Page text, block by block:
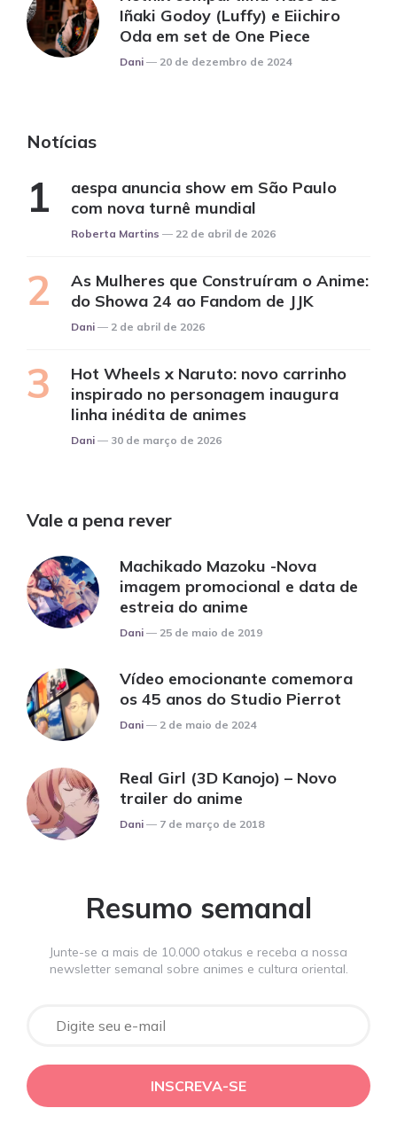
Iñaki Godoy (Luffy) e Eiichiro
Oda em set de One Piece
Posted
Dani 20 de dezembro de 2024
Notícias
aespa anuncia show em São Paulo
com nova turnê mundial
Posted
Roberta Martins 22 de abril de 2026
As Mulheres que Construíram o Anime:
do Showa 24 ao Fandom de JJK
Posted
Dani 2 de abril de 2026
Hot Wheels x Naruto: novo carrinho
inspirado no personagem inaugura
linha inédita de animes
Posted
Dani 30 de março de 2026
Vale a pena rever
Machikado Mazoku -Nova
imagem promocional e data de
estreia do anime
Posted
Dani 25 de maio de 2019
Vídeo emocionante comemora
os 45 anos do Studio Pierrot
Posted
Dani 2 de maio de 2024
Real Girl (3D Kanojo) – Novo
trailer do anime
Posted
Dani 7 de março de 2018
Resumo semanal
Junte-se a mais de 10.000 otakus e receba a nossa
newsletter semanal sobre animes e cultura oriental.